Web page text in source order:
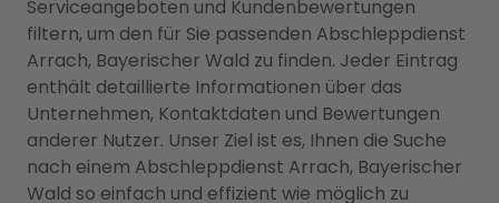
Serviceangeboten und Kundenbewertungen
filtern, um den für Sie passenden Abschleppdienst
Arrach, Bayerischer Wald zu finden. Jeder Eintrag
enthält detaillierte Informationen über das
Unternehmen, Kontaktdaten und Bewertungen
anderer Nutzer. Unser Ziel ist es, Ihnen die Suche
nach einem Abschleppdienst Arrach, Bayerischer
Wald so einfach und effizient wie möglich zu